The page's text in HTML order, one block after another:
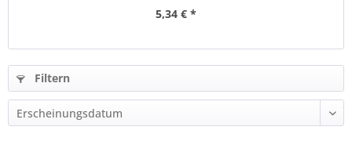
5,34 € *
Filtern